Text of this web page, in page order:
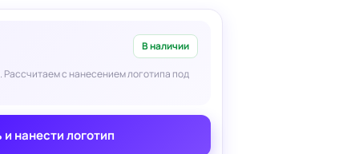
Печать на кепках
В наличии
Рассчитаем с нанесением логотипа под
нанести логотип